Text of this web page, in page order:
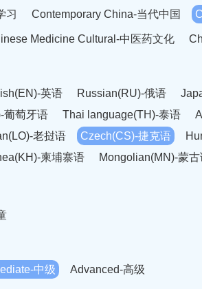
习 Contemporary China-当代中国
Medicine Cultural-中医药文化
英语 Russian(RU)-俄语
葡萄牙语 Thai language(TH)-泰语
老挝语 Czech(CS)-捷克语
柬埔寨语 Mongolian(MN)-蒙古
中级 Advanced-高级